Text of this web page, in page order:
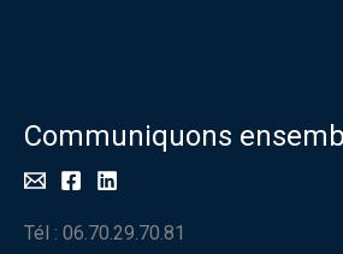
Communiquons
Tél : 06.70.29.70.81